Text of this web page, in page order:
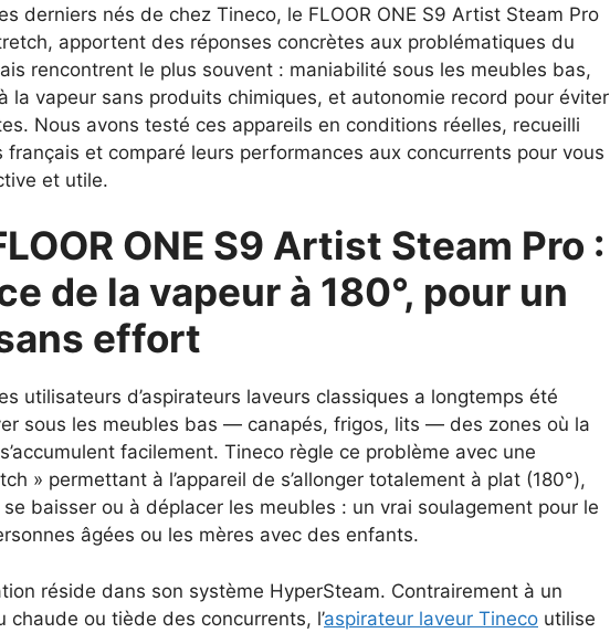
derniers nés de chez Tineco, le FLOOR ONE S9 Artist Steam Pro
apportent des réponses concrètes aux problématiques du
rencontrent le plus souvent : maniabilité sous les meubles bas,
la vapeur sans produits chimiques, et autonomie record pour éviter
Nous avons testé ces appareils en conditions réelles, recueilli
français et comparé leurs performances aux concurrents pour vous
et utile.
ONE S9 Artist Steam Pro :
de la vapeur à 180°, pour un
effort
utilisateurs d’aspirateurs laveurs classiques a longtemps été
sous les meubles bas — canapés, frigos, lits — des zones où la
facilement. Tineco règle ce problème avec une
» permettant à l’appareil de s’allonger totalement à plat (180°),
baisser ou à déplacer les meubles : un vrai soulagement pour le
âgées ou les mères avec des enfants.
réside dans son système HyperSteam. Contrairement à un
chaude ou tiède des concurrents, l’aspirateur laveur Tineco utilise